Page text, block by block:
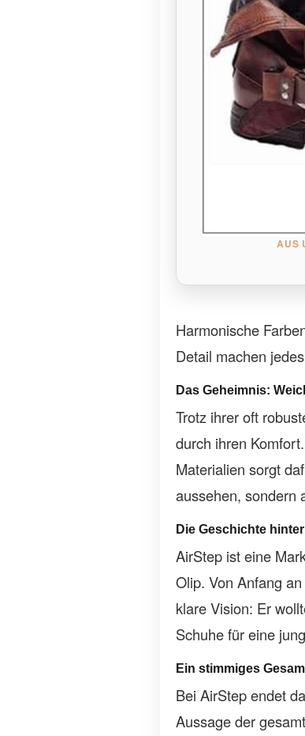
AUS
Harmonische
Detail machen
Das Geheimnis:
Trotz ihrer oft
durch ihren
Materialien sorgt
aussehen, sondern
Die Geschichte
AirStep ist eine
Olip. Von Anfang
klare Vision: Er
Schuhe für eine
Ein stimmiges
Bei AirStep endet
Aussage der